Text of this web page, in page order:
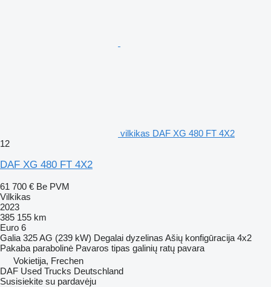
vilkikas DAF XG 480 FT 4X2
12
DAF XG 480 FT 4X2
61 700 € Be PVM
Vilkikas
2023
385 155 km
Euro 6
Galia 325 AG (239 kW) Degalai dyzelinas Ašių konfigūracija 4x2
Pakaba parabolinė Pavaros tipas galinių ratų pavara
Vokietija, Frechen
DAF Used Trucks Deutschland
Susisiekite su pardavėju